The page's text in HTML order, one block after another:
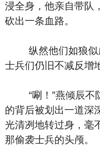
浸全身，他亲自带队
砍出一条血路。
纵然他们如狼似
士兵们仍旧不减反增
“唰！”燕倾辰不
的背后被划出一道深
光清冽地转过身，毫
那偷袭士兵的头颅。